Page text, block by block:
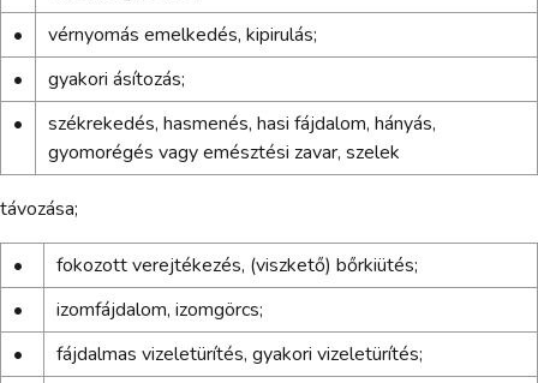
•
vérnyomás emelkedés, kipirulás;
•
gyakori ásítozás;
•
székrekedés, hasmenés, hasi fájdalom, hányás,
gyomorégés vagy emésztési zavar, szelek
távozása;
•
fokozott verejtékezés, (viszkető) bőrkiütés;
•
izomfájdalom, izomgörcs;
•
fájdalmas vizeletürítés, gyakori vizeletürítés;